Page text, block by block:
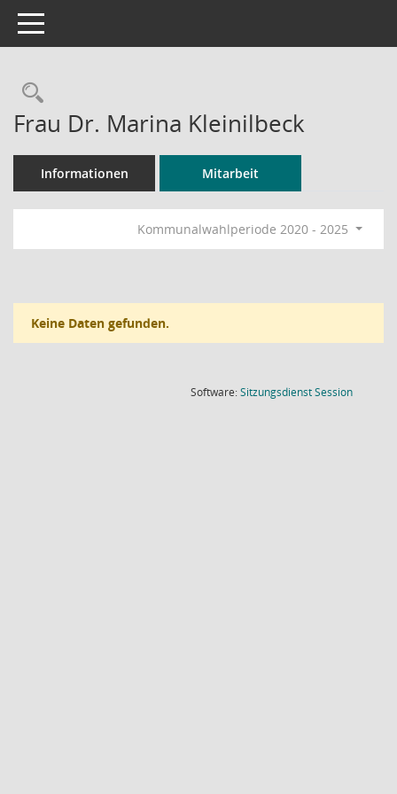
Toggle navigation
Rechercheauswahl
Frau Dr. Marina Kleinilbeck
Informationen Mitarbeit
Kommunalwahlperiode 2020 - 2025
Keine Daten gefunden.
Software:SitzungsdienstSession(Wird in